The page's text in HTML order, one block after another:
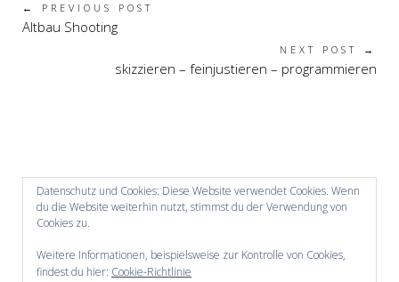
← PREVIOUS POST
Altbau Shooting
NEXT POST →
skizzieren – feinjustieren – programmieren
Datenschutz und Cookies: Diese Website verwendet Cookies. Wenn
du die Website weiterhin nutzt, stimmst du der Verwendung von
Cookies zu.
Weitere Informationen, beispielsweise zur Kontrolle von Cookies,
findest du hier: Cookie-Richtlinie